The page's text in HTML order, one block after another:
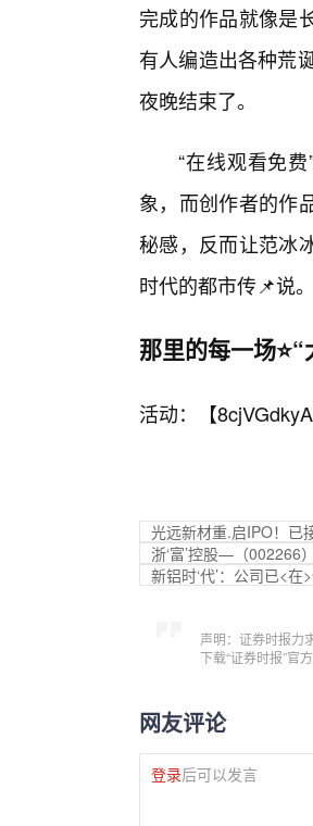
完成的作品就像是
有人编造出各种荒
夜晚结束了。
“在线观看免
象，而创作者的作
秘感，反而让范冰
时代的都市传📌说。
那里的每一场
活动：【
光远新材重.启IPO！已
浙‘富’控股—（002266
新铝时‘代’：公司已<
声明：证券时报力
下载“证券时报”官
网友评论
登录后可以发言